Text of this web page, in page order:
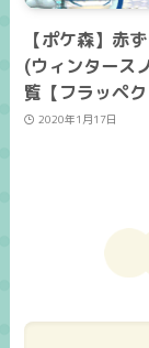
【ポケ森】赤
(ウィンタース
覧【フラッペク
2020年1月17日